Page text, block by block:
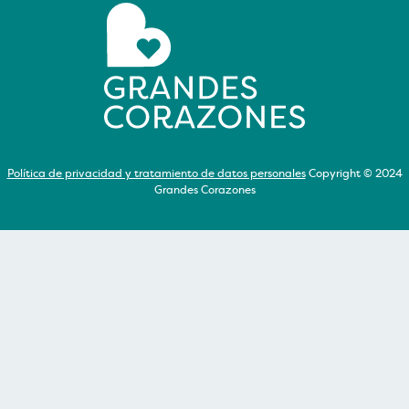
Política de privacidad y tratamiento de datos personalesCopyright © 2024
Grandes Corazones